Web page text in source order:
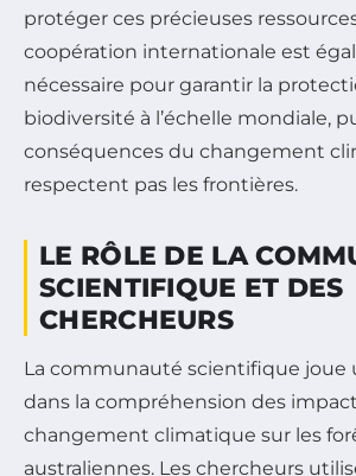
protéger ces précieuses
coopération internationale est
nécessaire pour garantir la
biodiversité à l’échelle mondiale,
conséquences du changement
respectent pas les frontières.
LE RÔLE DE LA
SCIENTIFIQUE ET DES
CHERCHEURS
La communauté scientifique joue
dans la compréhension des
changement climatique sur les
australiennes. Les chercheurs